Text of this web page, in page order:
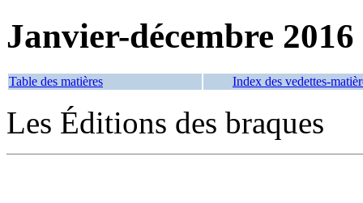
Janvier-décembre 2016
Table des matières Index des vedettes-
Les Éditions des braques